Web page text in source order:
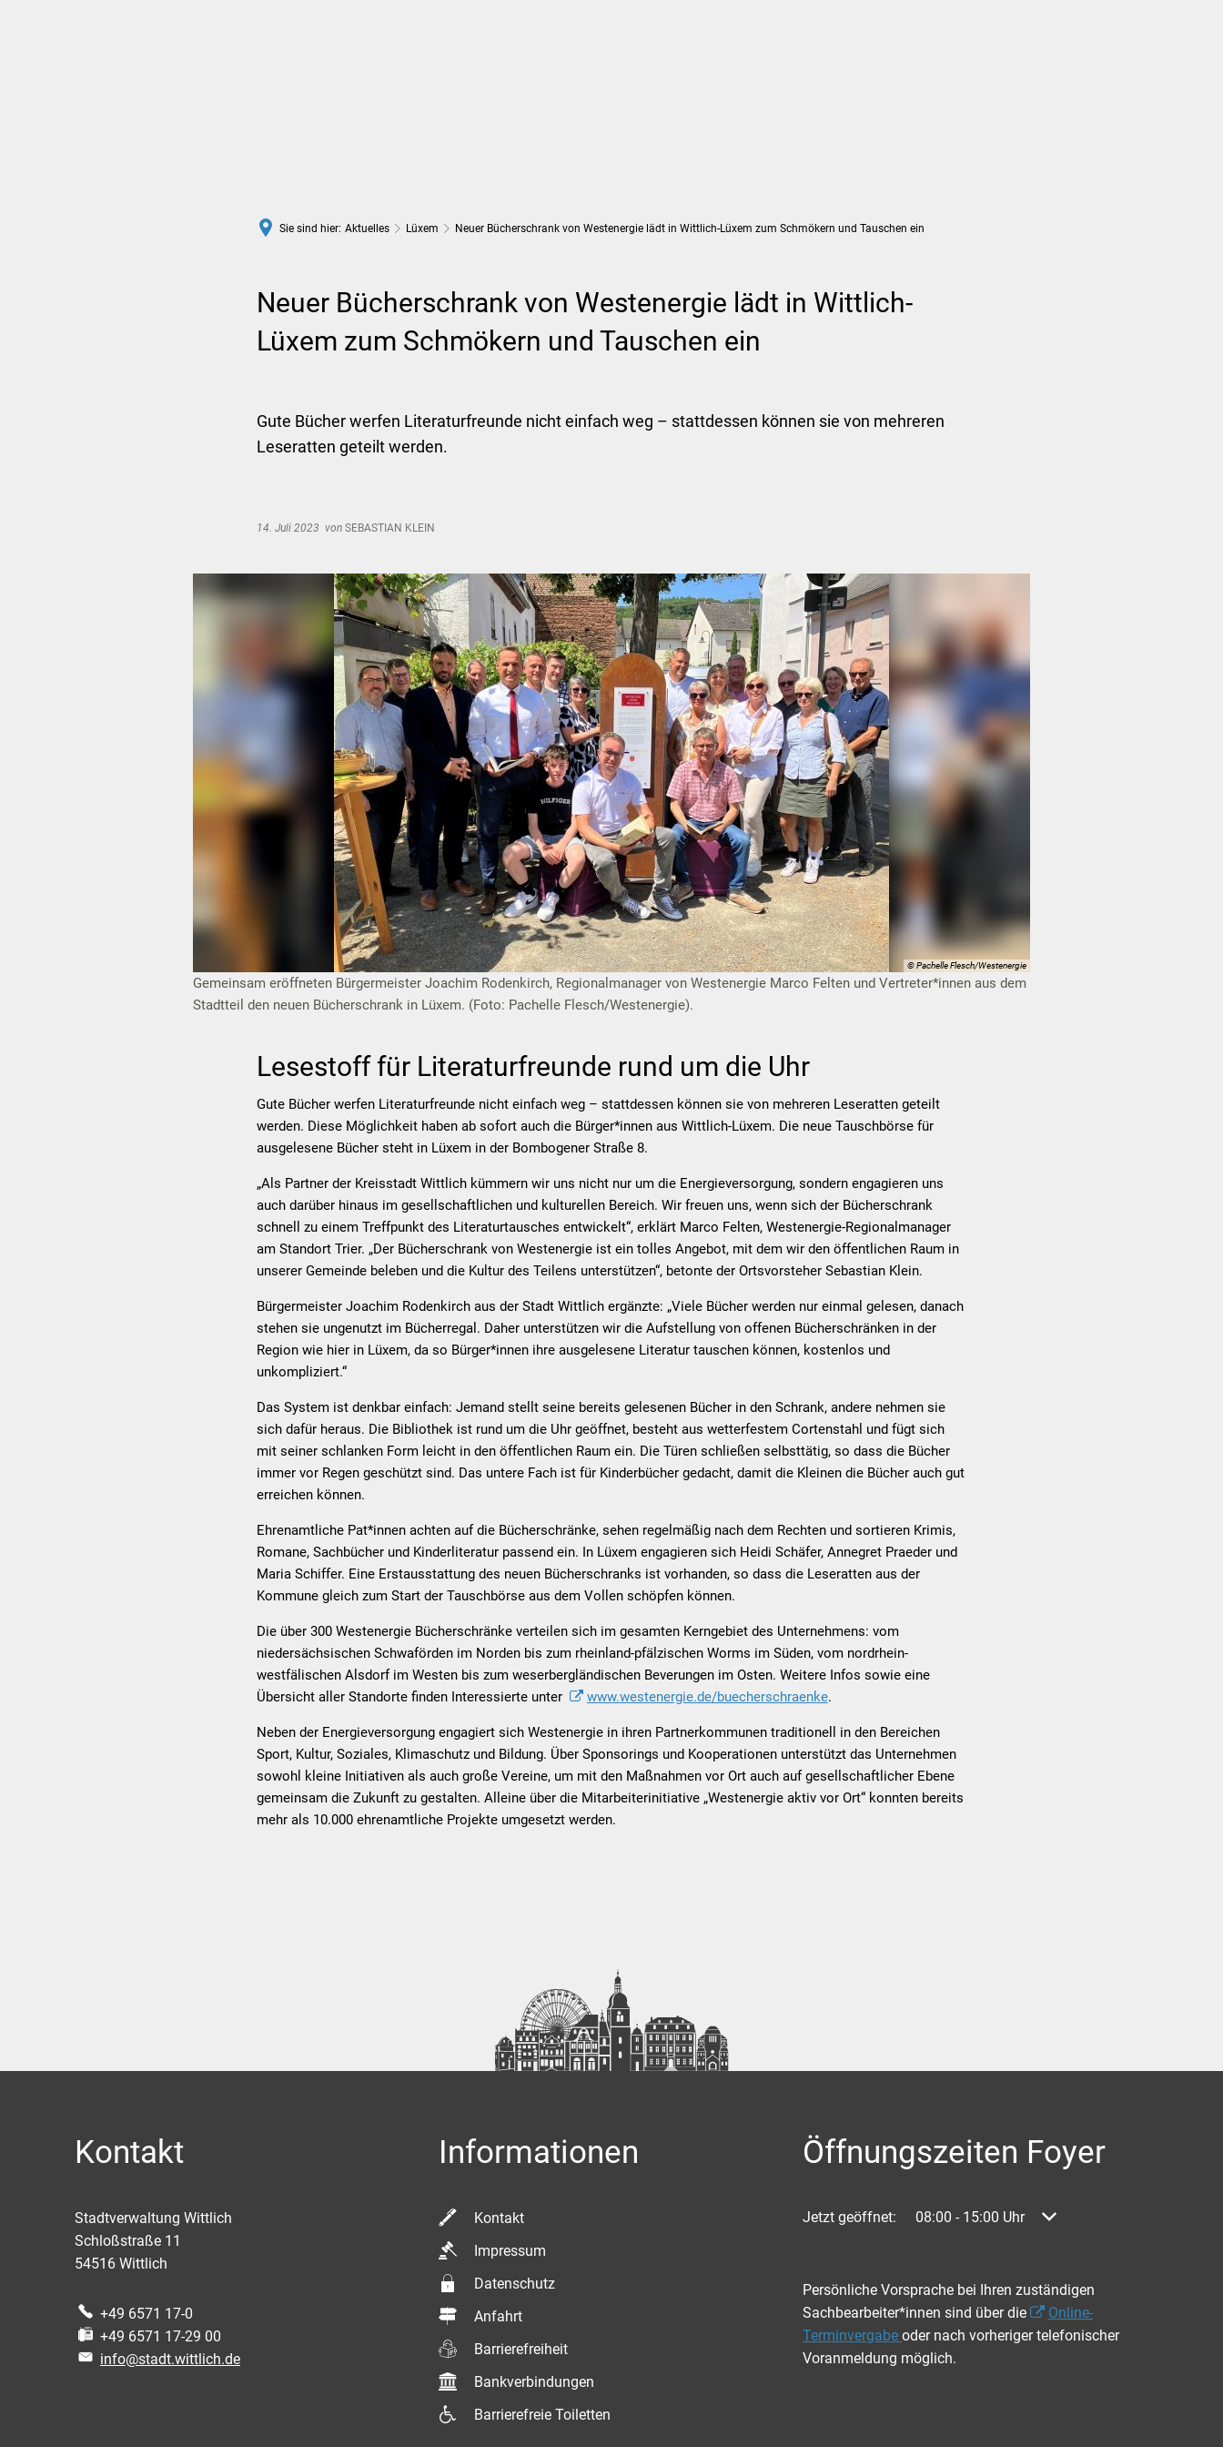
Sie sind hier: Aktuelles Lüxem Neuer Bücherschrank von Westenergie lädt in Wittlich-Lüxem zum Schmökern und Tauschen ein
Neuer Bücherschrank von Westenergie lädt in Wittlich-
Lüxem zum Schmökern und Tauschen ein
Gute Bücher werfen Literaturfreunde nicht einfach weg – stattdessen können sie von mehreren
Leseratten geteilt werden.
14. Juli 2023 von SEBASTIAN KLEIN
© Pachelle Flesch/Westenergie
Gemeinsam eröffneten Bürgermeister Joachim Rodenkirch, Regionalmanager von Westenergie Marco Felten und Vertreter*innen aus dem
Stadtteil den neuen Bücherschrank in Lüxem. (Foto: Pachelle Flesch/Westenergie).
Lesestoff für Literaturfreunde rund um die Uhr
Gute Bücher werfen Literaturfreunde nicht einfach weg – stattdessen können sie von mehreren Leseratten geteilt
werden. Diese Möglichkeit haben ab sofort auch die Bürger*innen aus Wittlich-Lüxem. Die neue Tauschbörse für
ausgelesene Bücher steht in Lüxem in der Bombogener Straße 8.
„Als Partner der Kreisstadt Wittlich kümmern wir uns nicht nur um die Energieversorgung, sondern engagieren uns
auch darüber hinaus im gesellschaftlichen und kulturellen Bereich. Wir freuen uns, wenn sich der Bücherschrank
schnell zu einem Treffpunkt des Literaturtausches entwickelt“, erklärt Marco Felten, Westenergie-Regionalmanager
am Standort Trier. „Der Bücherschrank von Westenergie ist ein tolles Angebot, mit dem wir den öffentlichen Raum in
unserer Gemeinde beleben und die Kultur des Teilens unterstützen“, betonte der Ortsvorsteher Sebastian Klein.
Bürgermeister Joachim Rodenkirch aus der Stadt Wittlich ergänzte: „Viele Bücher werden nur einmal gelesen, danach
stehen sie ungenutzt im Bücherregal. Daher unterstützen wir die Aufstellung von offenen Bücherschränken in der
Region wie hier in Lüxem, da so Bürger*innen ihre ausgelesene Literatur tauschen können, kostenlos und
unkompliziert.“
Das System ist denkbar einfach: Jemand stellt seine bereits gelesenen Bücher in den Schrank, andere nehmen sie
sich dafür heraus. Die Bibliothek ist rund um die Uhr geöffnet, besteht aus wetterfestem Cortenstahl und fügt sich
mit seiner schlanken Form leicht in den öffentlichen Raum ein. Die Türen schließen selbsttätig, so dass die Bücher
immer vor Regen geschützt sind. Das untere Fach ist für Kinderbücher gedacht, damit die Kleinen die Bücher auch gut
erreichen können.
Ehrenamtliche Pat*innen achten auf die Bücherschränke, sehen regelmäßig nach dem Rechten und sortieren Krimis,
Romane, Sachbücher und Kinderliteratur passend ein. In Lüxem engagieren sich Heidi Schäfer, Annegret Praeder und
Maria Schiffer. Eine Erstausstattung des neuen Bücherschranks ist vorhanden, so dass die Leseratten aus der
Kommune gleich zum Start der Tauschbörse aus dem Vollen schöpfen können.
Die über 300 Westenergie Bücherschränke verteilen sich im gesamten Kerngebiet des Unternehmens: vom
niedersächsischen Schwaförden im Norden bis zum rheinland-pfälzischen Worms im Süden, vom nordrhein-
westfälischen Alsdorf im Westen bis zum weserbergländischen Beverungen im Osten. Weitere Infos sowie eine
Übersicht aller Standorte finden Interessierte unter
www.westenergie.de/buecherschraenke.
Neben der Energieversorgung engagiert sich Westenergie in ihren Partnerkommunen traditionell in den Bereichen
Sport, Kultur, Soziales, Klimaschutz und Bildung. Über Sponsorings und Kooperationen unterstützt das Unternehmen
sowohl kleine Initiativen als auch große Vereine, um mit den Maßnahmen vor Ort auch auf gesellschaftlicher Ebene
gemeinsam die Zukunft zu gestalten. Alleine über die Mitarbeiterinitiative „Westenergie aktiv vor Ort“ konnten bereits
mehr als 10.000 ehrenamtliche Projekte umgesetzt werden.
Kontakt
Stadtverwaltung Wittlich
Schloßstraße 11
54516 Wittlich
+49 6571 17-0
+49 6571 17-29 00
info@stadt.wittlich.de
Informationen
Kontakt
Impressum
Datenschutz
Anfahrt
Barrierefreiheit
Bankverbindungen
Barrierefreie Toiletten
Öffnungszeiten Foyer
Klicken, um weitere Öffnungs- oder Schließzeiten auszublenden
Jetzt geöffnet: 08:00 - 15:00 Uhr Von 08:00 bis 15:00 Uhr
Persönliche Vorsprache bei Ihren zuständigen
Sachbearbeiter*innen sind über die
Online-
Terminvergabe oder nach vorheriger telefonischer
Voranmeldung möglich.